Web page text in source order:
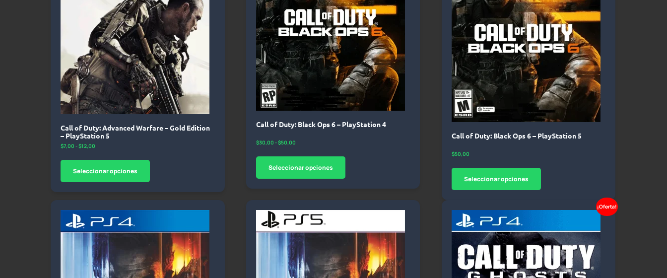
Call of Duty: Advanced Warfare – Gold Edition
– PlayStation 5
$7,00 -$12,00
Seleccionar opciones
Call of Duty: Black Ops 6 – PlayStation 4
$30,00 -$50,00
Seleccionar opciones
Call of Duty: Black Ops 6 – PlayStation 5
$50,00
Seleccionar opciones
¡Oferta!